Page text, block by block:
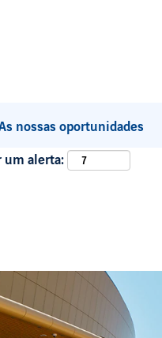
nossas oportunidades
um alerta: